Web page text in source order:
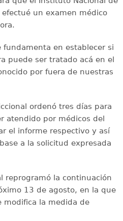
efectué un examen médico
fundamenta en establecer si
puede ser tratado acá en el
por fuera de nuestras
ordenó tres días para
atendido por médicos del
el informe respectivo y así
a la solicitud expresada
reprogramó la continuación
13 de agosto, en la que
modifica la medida de